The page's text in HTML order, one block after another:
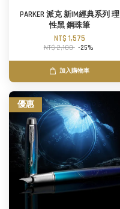
PARKER 派克 新IM經典系列 理
性黑 鋼珠筆
NT$ 1,575
NT$ 2,100 -25%
加入購物車
優惠